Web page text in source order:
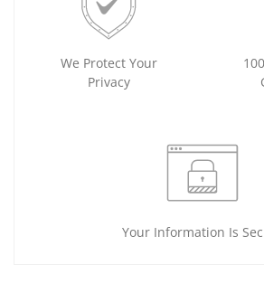
We Protect Your
Privacy
Your Information Is